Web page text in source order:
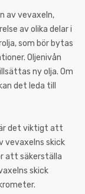
av vevaxeln,
av olika delar i
som bör bytas
Oljenivån
ny olja. Om
det leda till
är det viktigt att
vevaxelns skick
att säkerställa
skick